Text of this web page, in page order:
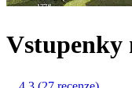
Vstupenky